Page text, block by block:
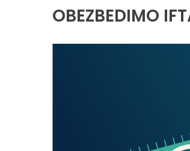
OBEZBEDIMO